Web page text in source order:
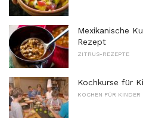
Mexikanische
Rezept
ZITRUS-REZEPTE
Kochkurse für
KOCHEN FÜR KINDER